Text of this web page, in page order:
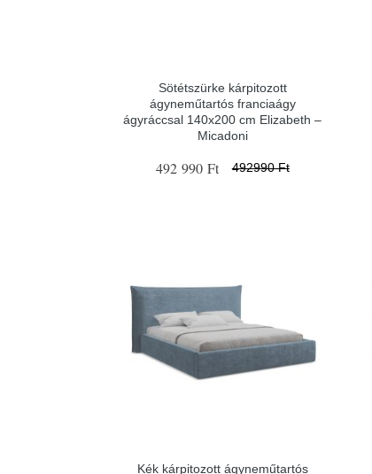
Sötétszürke kárpitozott
ágyneműtartós franciaágy
ágyráccsal 140x200 cm Elizabeth –
Micadoni
492 990 Ft 492990 Ft
Kék kárpitozott ágyneműtartós